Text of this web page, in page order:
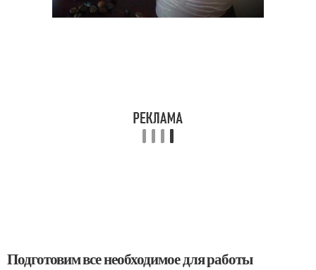
Подготовим все необходимое для работы